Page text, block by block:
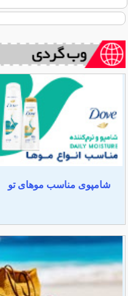
شامپوی مناسب موهای تو